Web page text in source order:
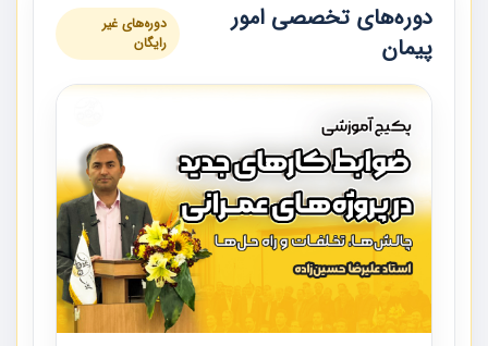
دوره‌های تخصصی امور
پیمان
دوره‌های غیر
رایگان